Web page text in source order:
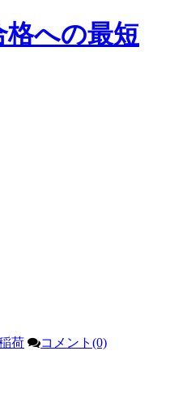
荷 コメント(0)